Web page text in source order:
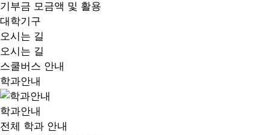
기부금 모금액 및 활용
대학기구
오시는 길
오시는 길
스쿨버스 안내
학과안내
학과안내
전체 학과 안내